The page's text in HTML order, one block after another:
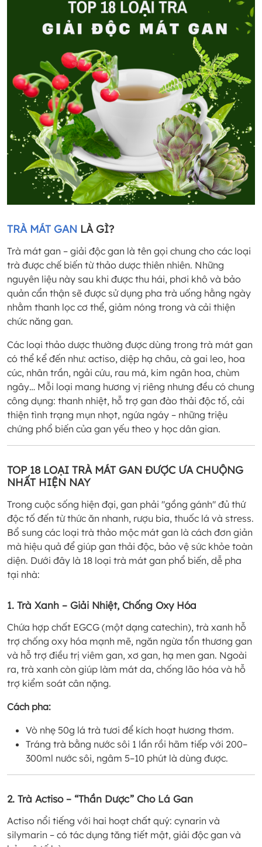
TRÀ MÁT GAN LÀ GÌ?
Trà mát gan – giải độc gan là tên gọi chung cho các loại
trà được chế biến từ thảo dược thiên nhiên. Những
nguyên liệu này sau khi được thu hái, phơi khô và bảo
quản cẩn thận sẽ được sử dụng pha trà uống hằng ngày
nhằm thanh lọc cơ thể, giảm nóng trong và cải thiện
chức năng gan.
Các loại thảo dược thường được dùng trong trà mát gan
có thể kể đến như: actiso, diệp hạ châu, cà gai leo, hoa
cúc, nhân trần, ngải cứu, rau má, kim ngân hoa, chùm
ngây… Mỗi loại mang hương vị riêng nhưng đều có chung
công dụng: thanh nhiệt, hỗ trợ gan đào thải độc tố, cải
thiện tình trạng mụn nhọt, ngứa ngáy – những triệu
chứng phổ biến của gan yếu theo y học dân gian.
TOP 18 LOẠI TRÀ MÁT GAN ĐƯỢC ƯA CHUỘNG
NHẤT HIỆN NAY
Trong cuộc sống hiện đại, gan phải "gồng gánh" đủ thứ
độc tố đến từ thức ăn nhanh, rượu bia, thuốc lá và stress.
Bổ sung các loại trà thảo mộc mát gan là cách đơn giản
mà hiệu quả để giúp gan thải độc, bảo vệ sức khỏe toàn
diện. Dưới đây là 18 loại trà mát gan phổ biến, dễ pha
tại nhà:
1. Trà Xanh – Giải Nhiệt, Chống Oxy Hóa
Chứa hợp chất EGCG (một dạng catechin), trà xanh hỗ
trợ chống oxy hóa mạnh mẽ, ngăn ngừa tổn thương gan
và hỗ trợ điều trị viêm gan, xơ gan, hạ men gan. Ngoài
ra, trà xanh còn giúp làm mát da, chống lão hóa và hỗ
trợ kiểm soát cân nặng.
Cách pha:
Vò nhẹ 50g lá trà tươi để kích hoạt hương thơm.
Tráng trà bằng nước sôi 1 lần rồi hãm tiếp với 200–
300ml nước sôi, ngâm 5–10 phút là dùng được.
2. Trà Actiso – “Thần Dược” Cho Lá Gan
Actiso nổi tiếng với hai hoạt chất quý: cynarin và
silymarin – có tác dụng tăng tiết mật, giải độc gan và